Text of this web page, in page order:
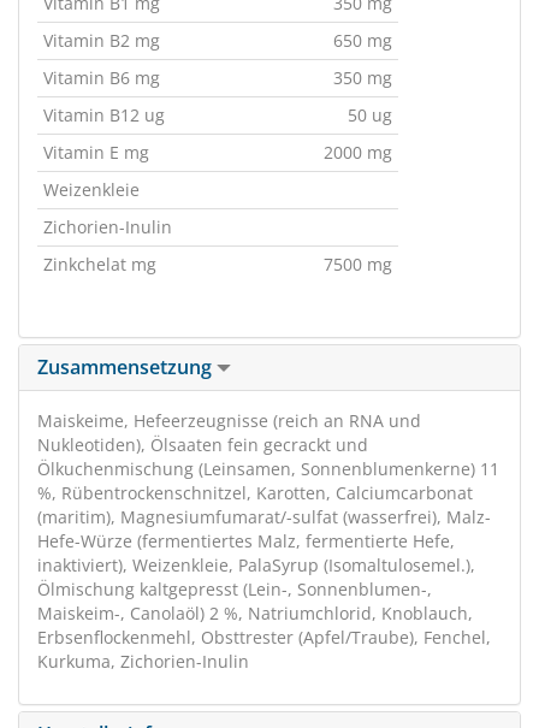
Vitamin B2 mg
650 mg
Vitamin B6 mg
350 mg
Vitamin B12 ug
50 ug
Vitamin E mg
2000 mg
Weizenkleie
Zichorien-Inulin
Zinkchelat mg
7500 mg
Zusammensetzung
Maiskeime, Hefeerzeugnisse (reich an RNA und
Nukleotiden), Ölsaaten fein gecrackt und
Ölkuchenmischung (Leinsamen, Sonnenblumenkerne) 11
%, Rübentrockenschnitzel, Karotten, Calciumcarbonat
(maritim), Magnesiumfumarat/-sulfat (wasserfrei), Malz-
Hefe-Würze (fermentiertes Malz, fermentierte Hefe,
inaktiviert), Weizenkleie, PalaSyrup (Isomaltulosemel.),
Ölmischung kaltgepresst (Lein-, Sonnenblumen-,
Maiskeim-, Canolaöl) 2 %, Natriumchlorid, Knoblauch,
Erbsenflockenmehl, Obsttrester (Apfel/Traube), Fenchel,
Kurkuma, Zichorien-Inulin